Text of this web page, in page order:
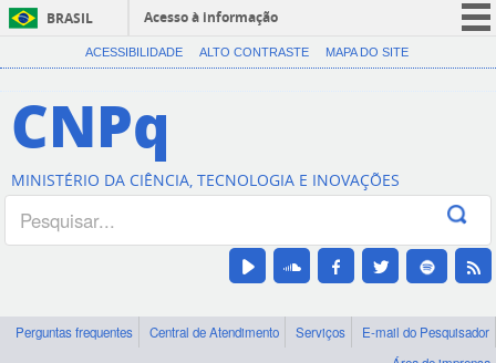
BRASIL
Acesso à informação
CORONAVÍRUS (COVID-19)
Canais
ACESSIBILIDADE ALTO CONTRASTE MAPA DO SITE
CNPq
MINISTÉRIO DA CIÊNCIA, TECNOLOGIA E INOVAÇÕES
Perguntas frequentes Central de Atendimento Serviços
E-mail do Pesquisador